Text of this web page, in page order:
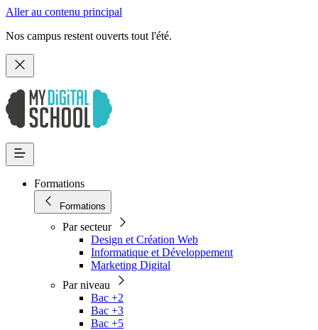
Aller au contenu principal
Nos campus restent ouverts tout l'été.
Formations
Formations
Par secteur
Design et Création Web
Informatique et Développement
Marketing Digital
Par niveau
Bac +2
Bac +3
Bac +5